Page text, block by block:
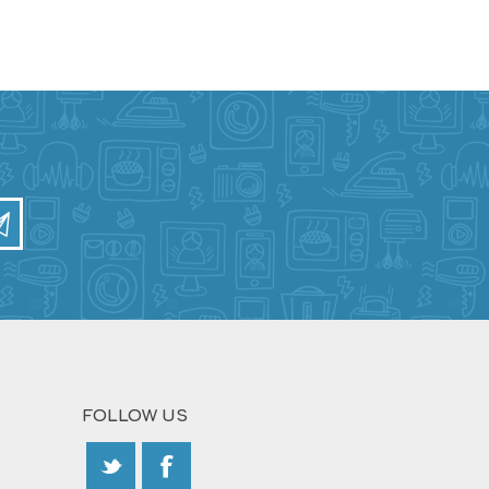
FOLLOW US